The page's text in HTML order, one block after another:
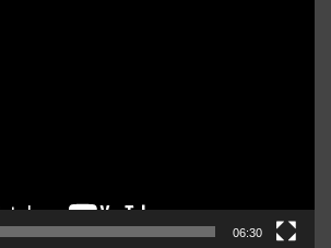
06:30